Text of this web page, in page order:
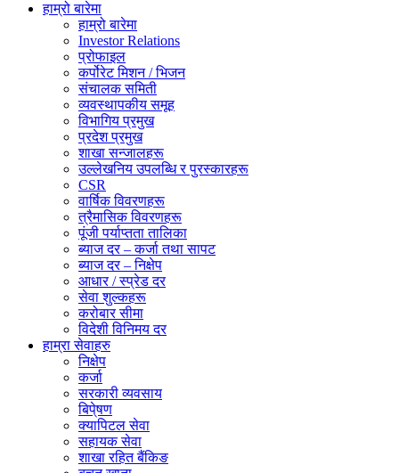
हाम्रो बारेमा
हाम्रो बारेमा
Investor Relations
प्रोफाइल
कर्पोरेट मिशन / भिजन
संचालक समिती
व्यवस्थापकीय समूह
विभागिय प्रमुख
प्रदेश प्रमुख
शाखा सन्जालहरू
उल्लेखनिय उपलब्धि र पुरस्कारहरू
CSR
वार्षिक विवरणहरू
त्रैमासिक विवरणहरू
पूंजी पर्याप्तता तालिका
ब्याज दर – कर्जा तथा सापट
ब्याज दर – निक्षेप
आधार / स्प्रेड दर
सेवा शुल्कहरू
करोबार सीमा
विदेशी विनिमय दर
हाम्रा सेवाहरु
निक्षेप
कर्जा
सरकारी व्यवसाय
बिपे्षण
क्यापिटल सेवा
सहायक सेवा
शाखा रहित बैंकिङ